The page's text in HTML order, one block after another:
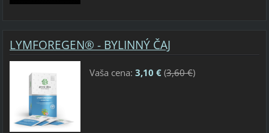
LYMFOREGEN® - BYLINNÝ ČAJ
Vaša cena: 3,10 €(3,60 €)